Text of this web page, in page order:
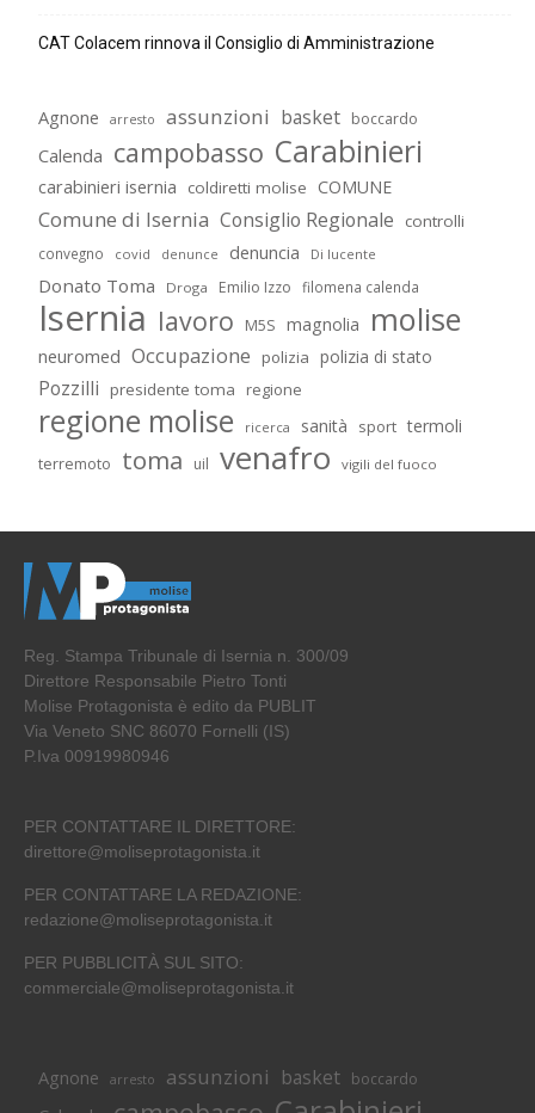
CAT Colacem rinnova il Consiglio di Amministrazione
Agnone arresto assunzioni basket boccardo
Calenda campobasso Carabinieri
carabinieri isernia coldiretti molise COMUNE
Comune di Isernia Consiglio Regionale controlli
convegno covid denunce denuncia Di lucente
Donato Toma Droga Emilio Izzo filomena calenda
Isernia lavoro M5S magnolia molise
neuromed Occupazione polizia polizia di stato
Pozzilli presidente toma regione
regione molise ricerca sanità sport termoli
terremoto toma uil venafro vigili del fuoco
Reg. Stampa Tribunale di Isernia n. 300/09
Direttore Responsabile Pietro Tonti
Molise Protagonista è edito da PUBLIT
Via Veneto SNC 86070 Fornelli (IS)
P.Iva 00919980946
PER CONTATTARE IL DIRETTORE:
direttore@moliseprotagonista.it
PER CONTATTARE LA REDAZIONE:
redazione@moliseprotagonista.it
PER PUBBLICITÀ SUL SITO:
commerciale@moliseprotagonista.it
Agnone arresto assunzioni basket boccardo